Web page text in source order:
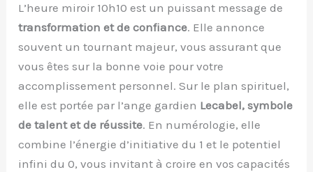
L’heure miroir 10h10 est un puissant message de
transformation et de confiance. Elle annonce
souvent un tournant majeur, vous assurant que
vous êtes sur la bonne voie pour votre
accomplissement personnel. Sur le plan spirituel,
elle est portée par l’ange gardien Lecabel, symbole
de talent et de réussite. En numérologie, elle
combine l’énergie d’initiative du 1 et le potentiel
infini du 0, vous invitant à croire en vos capacités